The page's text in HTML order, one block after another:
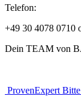
Telefon:
+49 30 4078 0710
Dein TEAM von
ProvenExpert